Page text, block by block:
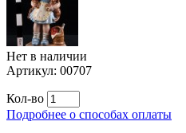
Нет в наличии
Артикул: 00707
Кол-во
Подробнее о способах оплаты